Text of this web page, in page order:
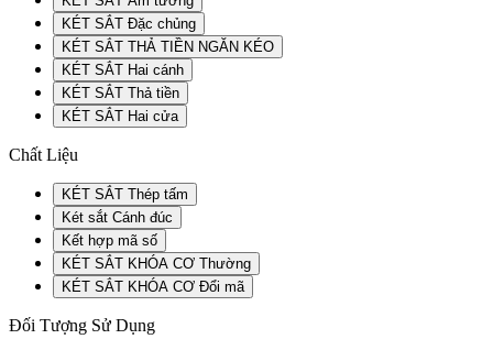
KÉT SẮT Đặc chủng
KÉT SẮT THẢ TIỀN NGĂN KÉO
KÉT SẮT Hai cánh
KÉT SẮT Thả tiền
KÉT SẮT Hai cửa
Chất Liệu
KÉT SẮT Thép tấm
Két sắt Cánh đúc
Kết hợp mã số
KÉT SẮT KHÓA CƠ Thường
KÉT SẮT KHÓA CƠ Đổi mã
Đối Tượng Sử Dụng